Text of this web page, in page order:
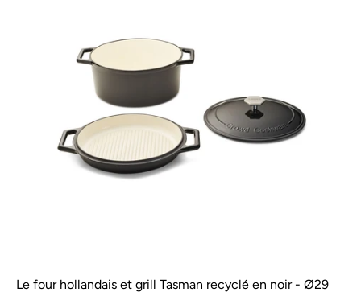
Le four hollandais et grill Tasman recyclé en noir - Ø29